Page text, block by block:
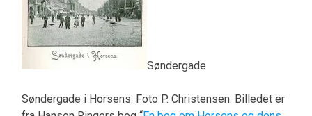
Søndergade
Søndergade i Horsens. Foto P. Christensen. Billedet er